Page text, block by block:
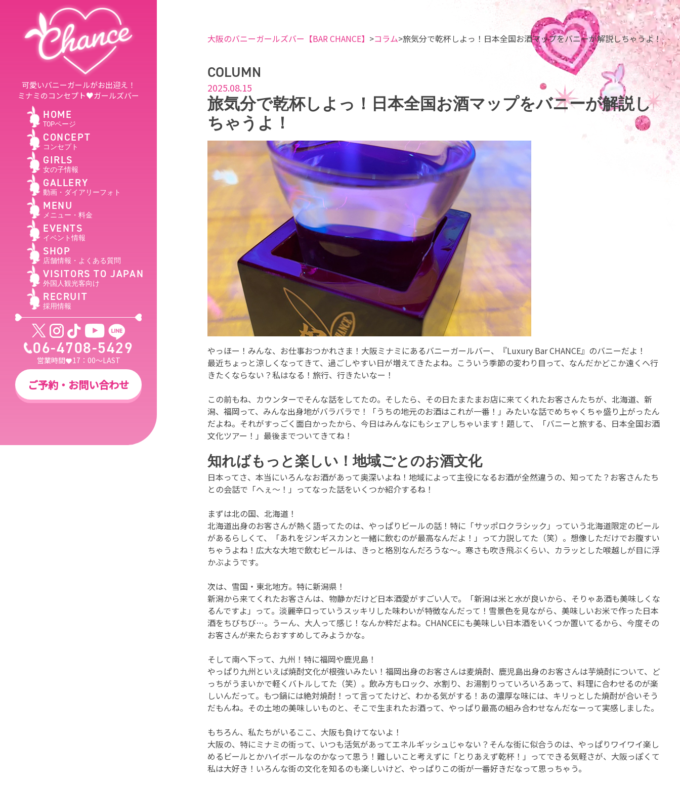
可愛いバニーガールがお出迎え！
ミナミのコンセプト♥ガールズバー
HOME
TOPページ
CONCEPT
コンセプト
GIRLS
女の子情報
GALLERY
動画・ダイアリーフォト
MENU
メニュー・料金
EVENTS
イベント情報
SHOP
店舗情報・よくある質問
VISITORS TO JAPAN
外国人観光客向け
RECRUIT
採用情報
06-4708-5429
営業時間 17：00～LAST
ご予約・お問い合わせ
大阪のバニーガールズバー【BAR CHANCE】 コラム 旅気分で乾杯しよっ！日本全国お酒マップをバニーが解説しちゃうよ！
COLUMN
2025.08.15
旅気分で乾杯しよっ！日本全国お酒マップをバニーが解説し
ちゃうよ！
やっほー！みんな、お仕事おつかれさま！大阪ミナミにあるバニーガールバー、『Luxury Bar CHANCE』のバニーだよ！
最近ちょっと涼しくなってきて、過ごしやすい日が増えてきたよね。こういう季節の変わり目って、なんだかどこか遠くへ行
きたくならない？私はなる！旅行、行きたいなー！
この前もね、カウンターでそんな話をしてたの。そしたら、その日たまたまお店に来てくれたお客さんたちが、北海道、新
潟、福岡って、みんな出身地がバラバラで！「うちの地元のお酒はこれが一番！」みたいな話でめちゃくちゃ盛り上がったん
だよね。それがすっごく面白かったから、今日はみんなにもシェアしちゃいます！題して、「バニーと旅する、日本全国お酒
文化ツアー！」最後までついてきてね！
知ればもっと楽しい！地域ごとのお酒文化
日本ってさ、本当にいろんなお酒があって奥深いよね！地域によって主役になるお酒が全然違うの、知ってた？お客さんたち
との会話で「へぇ〜！」ってなった話をいくつか紹介するね！
まずは北の国、北海道！
北海道出身のお客さんが熱く語ってたのは、やっぱりビールの話！特に「サッポロクラシック」っていう北海道限定のビール
があるらしくて、「あれをジンギスカンと一緒に飲むのが最高なんだよ！」って力説してた（笑）。想像しただけでお腹すい
ちゃうよね！広大な大地で飲むビールは、きっと格別なんだろうな〜。寒さも吹き飛ぶくらい、カラッとした喉越しが目に浮
かぶようです。
次は、雪国・東北地方。特に新潟県！
新潟から来てくれたお客さんは、物静かだけど日本酒愛がすごい人で。「新潟は米と水が良いから、そりゃあ酒も美味しくな
るんですよ」って。淡麗辛口っていうスッキリした味わいが特徴なんだって！雪景色を見ながら、美味しいお米で作った日本
酒をちびちび…。うーん、大人って感じ！なんか粋だよね。CHANCEにも美味しい日本酒をいくつか置いてるから、今度その
お客さんが来たらおすすめしてみようかな。
そして南へ下って、九州！特に福岡や鹿児島！
やっぱり九州といえば焼酎文化が根強いみたい！福岡出身のお客さんは麦焼酎、鹿児島出身のお客さんは芋焼酎について、ど
っちがうまいかで軽くバトルしてた（笑）。飲み方もロック、水割り、お湯割りっていろいろあって、料理に合わせるのが楽
しいんだって。もつ鍋には絶対焼酎！って言ってたけど、わかる気がする！あの濃厚な味には、キリっとした焼酎が合いそう
だもんね。その土地の美味しいものと、そこで生まれたお酒って、やっぱり最高の組み合わせなんだなーって実感しました。
もちろん、私たちがいるここ、大阪も負けてないよ！
大阪の、特にミナミの街って、いつも活気があってエネルギッシュじゃない？そんな街に似合うのは、やっぱりワイワイ楽し
めるビールとかハイボールなのかなって思う！難しいこと考えずに「とりあえず乾杯！」ってできる気軽さが、大阪っぽくて
私は大好き！いろんな街の文化を知るのも楽しいけど、やっぱりこの街が一番好きだなって思っちゃう。